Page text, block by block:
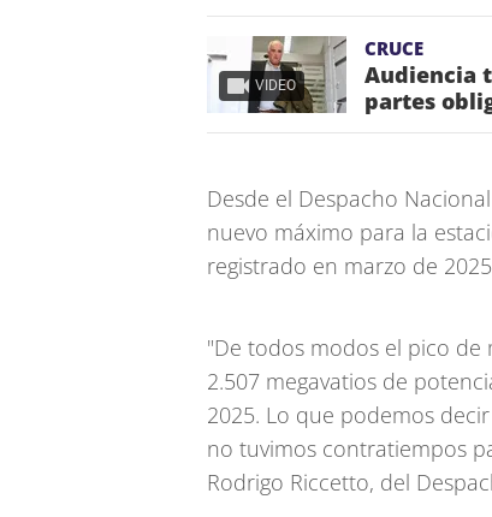
VIDEO
CRUCE
Audiencia
partes
Desde el Despacho
nuevo máximo para la
registrado en marzo de
"De todos modos el pico de
2.507 megavatios de
2025. Lo que podemos
no tuvimos contratiempos
Rodrigo Riccetto, del